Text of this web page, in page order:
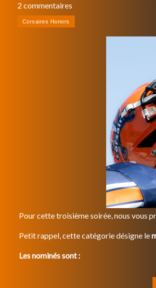
2 commentaires
Pour cette troisième soirée, nous vous
Petit rappel, cette catégorie désigne le
Les nominés sont :